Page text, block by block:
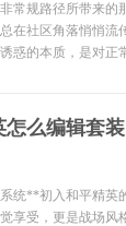
常规路径所带来的
在社区角落悄悄流
惑的本质，是对正
么编辑套
统**初入和平精英
享受，更是战场风